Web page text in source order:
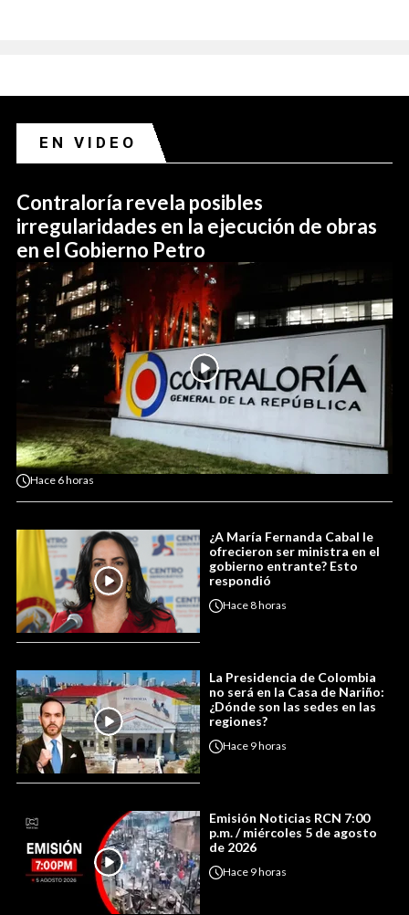
EN VIDEO
Contraloría revela posibles
irregularidades en la ejecución de obras
en el Gobierno Petro
Hace 6 horas
¿A María Fernanda Cabal le
ofrecieron ser ministra en el
gobierno entrante? Esto
respondió
Hace8 horas
La Presidencia de Colombia
no será en la Casa de Nariño:
¿Dónde son las sedes en las
regiones?
Hace 9 horas
Emisión Noticias RCN 7:00
p.m. / miércoles 5 de agosto
de 2026
Hace 9 horas